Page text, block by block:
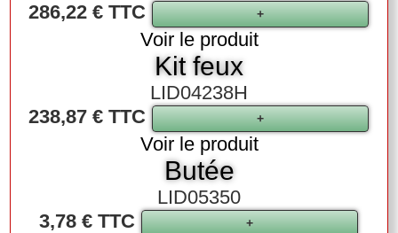
286,22 € TTC
Voir le produit
Kit feux
LID04238H
238,87 € TTC
Voir le produit
Butée
LID05350
3,78 € TTC